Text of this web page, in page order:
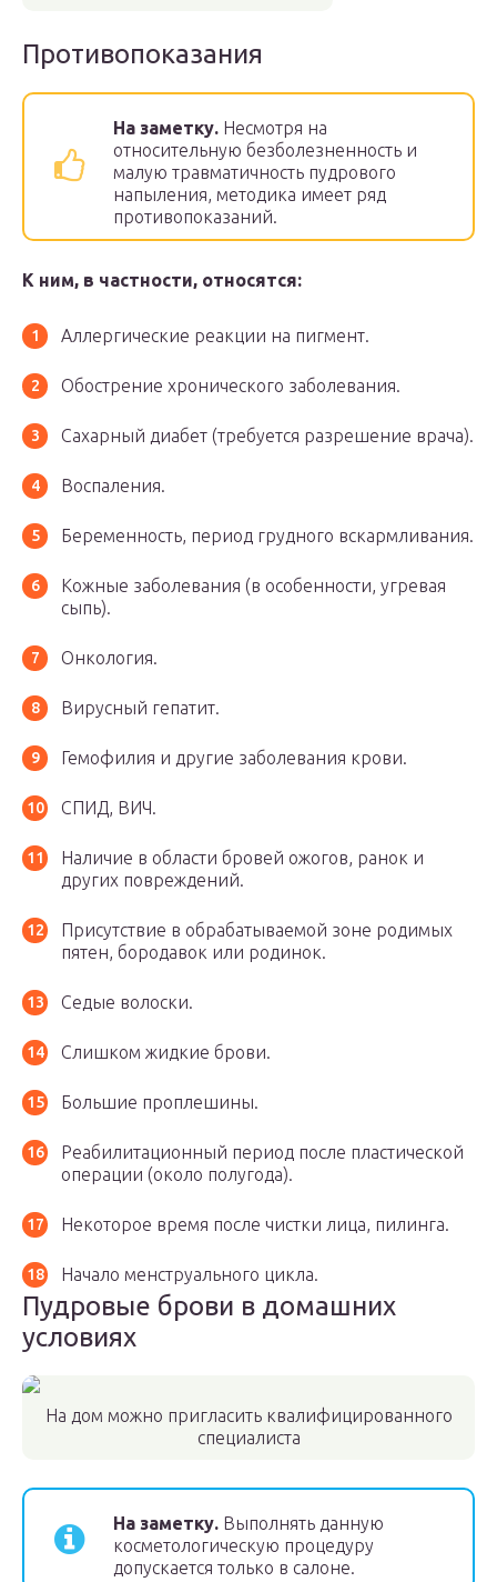
Противопоказания
На заметку. Несмотря на
относительную безболезненность и
малую травматичность пудрового
напыления, методика имеет ряд
противопоказаний.
К ним, в частности, относятся:
Аллергические реакции на пигмент.
Обострение хронического заболевания.
Сахарный диабет (требуется разрешение врача).
Воспаления.
Беременность, период грудного вскармливания.
Кожные заболевания (в особенности, угревая
сыпь).
Онкология.
Вирусный гепатит.
Гемофилия и другие заболевания крови.
СПИД, ВИЧ.
Наличие в области бровей ожогов, ранок и
других повреждений.
Присутствие в обрабатываемой зоне родимых
пятен, бородавок или родинок.
Седые волоски.
Слишком жидкие брови.
Большие проплешины.
Реабилитационный период после пластической
операции (около полугода).
Некоторое время после чистки лица, пилинга.
Начало менструального цикла.
Пудровые брови в домашних
условиях
На дом можно пригласить квалифицированного
специалиста
На заметку. Выполнять данную
косметологическую процедуру
допускается только в салоне.